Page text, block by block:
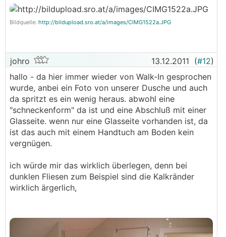
Bildquelle: http://bildupload.sro.at/a/images/CIMG1522a.JPG
johro 13.12.2011 (#12)
hallo - da hier immer wieder von Walk-In gesprochen
wurde, anbei ein Foto von unserer Dusche und auch
da spritzt es ein wenig heraus. abwohl eine
"schneckenform" da ist und eine Abschluß mit einer
Glasseite. wenn nur eine Glasseite vorhanden ist, da
ist das auch mit einem Handtuch am Boden kein
vergnügen.
ich würde mir das wirklich überlegen, denn bei
dunklen Fliesen zum Beispiel sind die Kalkränder
wirklich ärgerlich,